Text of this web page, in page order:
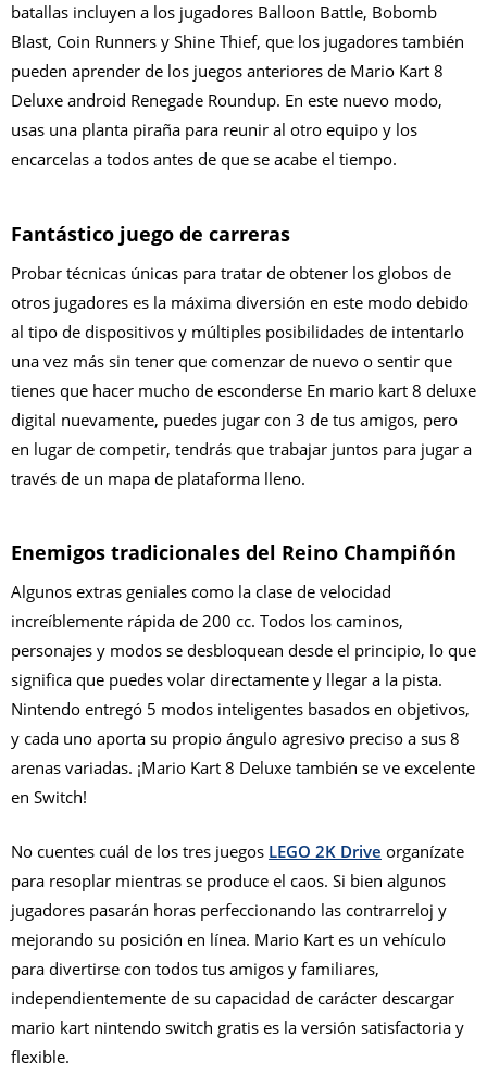
batallas incluyen a los jugadores Balloon Battle, Bobomb
Blast, Coin Runners y Shine Thief, que los jugadores también
pueden aprender de los juegos anteriores de Mario Kart 8
Deluxe android Renegade Roundup. En este nuevo modo,
usas una planta piraña para reunir al otro equipo y los
encarcelas a todos antes de que se acabe el tiempo.
Fantástico juego de carreras
Probar técnicas únicas para tratar de obtener los globos de
otros jugadores es la máxima diversión en este modo debido
al tipo de dispositivos y múltiples posibilidades de intentarlo
una vez más sin tener que comenzar de nuevo o sentir que
tienes que hacer mucho de esconderse En mario kart 8 deluxe
digital nuevamente, puedes jugar con 3 de tus amigos, pero
en lugar de competir, tendrás que trabajar juntos para jugar a
través de un mapa de plataforma lleno.
Enemigos tradicionales del Reino Champiñón
Algunos extras geniales como la clase de velocidad
increíblemente rápida de 200 cc. Todos los caminos,
personajes y modos se desbloquean desde el principio, lo que
significa que puedes volar directamente y llegar a la pista.
Nintendo entregó 5 modos inteligentes basados en objetivos,
y cada uno aporta su propio ángulo agresivo preciso a sus 8
arenas variadas. ¡Mario Kart 8 Deluxe también se ve excelente
en Switch!
No cuentes cuál de los tres juegos LEGO 2K Drive organízate
para resoplar mientras se produce el caos. Si bien algunos
jugadores pasarán horas perfeccionando las contrarreloj y
mejorando su posición en línea. Mario Kart es un vehículo
para divertirse con todos tus amigos y familiares,
independientemente de su capacidad de carácter descargar
mario kart nintendo switch gratis es la versión satisfactoria y
flexible.